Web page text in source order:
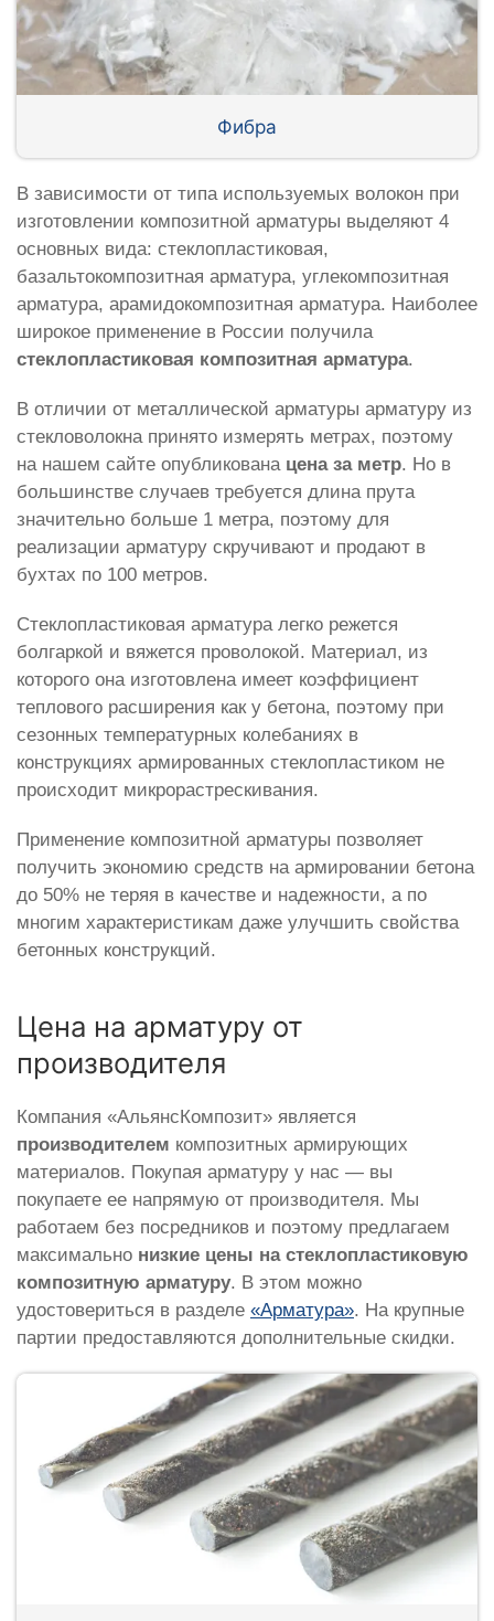
Фибра
В зависимости от типа используемых волокон при
изготовлении композитной арматуры выделяют 4
основных вида: стеклопластиковая,
базальтокомпозитная арматура, углекомпозитная
арматура, арамидокомпозитная арматура. Наиболее
широкое применение в России получила
стеклопластиковая композитная арматура.
В отличии от металлической арматуры арматуру из
стекловолокна принято измерять метрах, поэтому
на нашем сайте опубликована цена за метр. Но в
большинстве случаев требуется длина прута
значительно больше 1 метра, поэтому для
реализации арматуру скручивают и продают в
бухтах по 100 метров.
Стеклопластиковая арматура легко режется
болгаркой и вяжется проволокой. Материал, из
которого она изготовлена имеет коэффициент
теплового расширения как у бетона, поэтому при
сезонных температурных колебаниях в
конструкциях армированных стеклопластиком не
происходит микрорастрескивания.
Применение композитной арматуры позволяет
получить экономию средств на армировании бетона
до 50% не теряя в качестве и надежности, а по
многим характеристикам даже улучшить свойства
бетонных конструкций.
Цена на арматуру от
производителя
Компания «АльянсКомпозит» является
производителем композитных армирующих
материалов. Покупая арматуру у нас — вы
покупаете ее напрямую от производителя. Мы
работаем без посредников и поэтому предлагаем
максимально низкие цены на стеклопластиковую
композитную арматуру. В этом можно
удостовериться в разделе «Арматура». На крупные
партии предоставляются дополнительные скидки.